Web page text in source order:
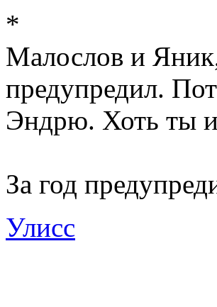
*
Малослов и
предупредил.
Эндрю. Хоть ты
За год
Улисс